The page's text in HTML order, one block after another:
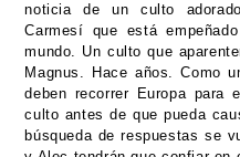
noticia de un culto
Carmesí que está
mundo. Un culto que
Magnus. Hace años. Como
deben recorrer Europa para
culto antes de que pueda
búsqueda de respuestas se